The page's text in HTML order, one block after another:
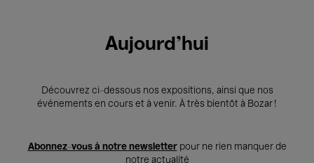
Aujourd'hui
Découvrez ci-dessous nos expositions, ainsi que nos
événements en cours et à venir. À très bientôt à Bozar !
Abonnez-vous à notre newsletterpour ne rien manquer de
notre actualité